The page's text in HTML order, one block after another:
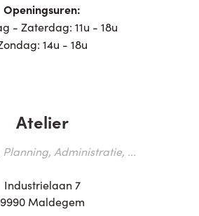
Openingsuren:
- Zaterdag: 11u - 18u
14u - 18u
Atelier
Administratie, ...
Industrielaan 7
9990 Maldegem